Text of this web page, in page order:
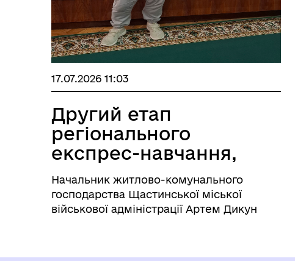
КОНСУЛЬТАЦІЇ З
ГРОМАДСЬКІСТЮ
17.07.2026 11:03
Другий етап
регіонального
експрес-навчання,
присвячений
просто...
Начальник житлово-комунального
господарства Щастинської міської
військової адміністрації Артем Дикун